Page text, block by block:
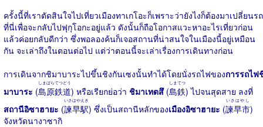
ครั้งนี้ที่เราตัดสินใจไปเที่ยวเมืองทาเกโอะก็เพราะว่ายังไงก็ต้องมาเปลี่ยนรถ
ที่นี่เพื่อจะกลับไปฟุกุโอกะอยู่แล้ว ดังนั้นก็ถือโอกาสแวะหาอะไรเที่ยวก่อน
แล้วค่อยกลับดีกว่า ซึ่งพอลองค้นก็เจอสถานที่น่าสนใจในเมืองนี้อยู่เหมือน
กัน จะเล่าถึงในตอนต่อไป แต่ว่าตอนนี้จะเล่าเรื่องการเดินทางก่อน
การเดินจากชิมาบาระไปขึ้นชิงกันเซงนั้นทำได้โดยนั่งรถไฟของการรถไฟ
มาบาระ (島原鉄道
しまばらてつどう
) หรือเรียกย่อว่า ชิมาเทตสึ(島鉄
しまてつ
) ไปจนสุดสาย ลงที่
สถานีอิซาฮายะ (諫早駅
いさはやえき
) ซึ่งเป็นสถานีหลักของเมืองอิซาฮายะ (諫早市
いさはやし
)
จังหวัดนางาซากิ